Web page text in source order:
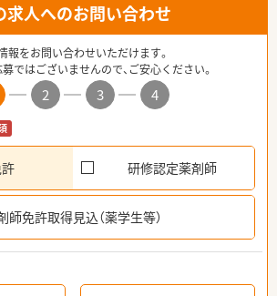
求人へのお問い合わせ
報をお問い合わせいただけます。
ではございませんので、ご安心ください。
2 3
4
研修認定薬剤師
師免許取得見込（薬学生等）